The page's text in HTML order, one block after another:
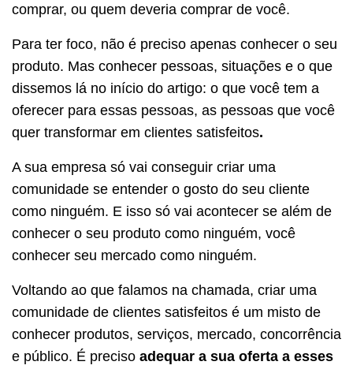
comprar, ou quem deveria comprar de você.
Para ter foco, não é preciso apenas conhecer o seu
produto. Mas conhecer pessoas, situações e o que
dissemos lá no início do artigo: o que você tem a
oferecer para essas pessoas, as pessoas que você
quer transformar em clientes satisfeitos.
A sua empresa só vai conseguir criar uma
comunidade se entender o gosto do seu cliente
como ninguém. E isso só vai acontecer se além de
conhecer o seu produto como ninguém, você
conhecer seu mercado como ninguém.
Voltando ao que falamos na chamada, criar uma
comunidade de clientes satisfeitos é um misto de
conhecer produtos, serviços, mercado, concorrência
e público. É preciso adequar a sua oferta a esses